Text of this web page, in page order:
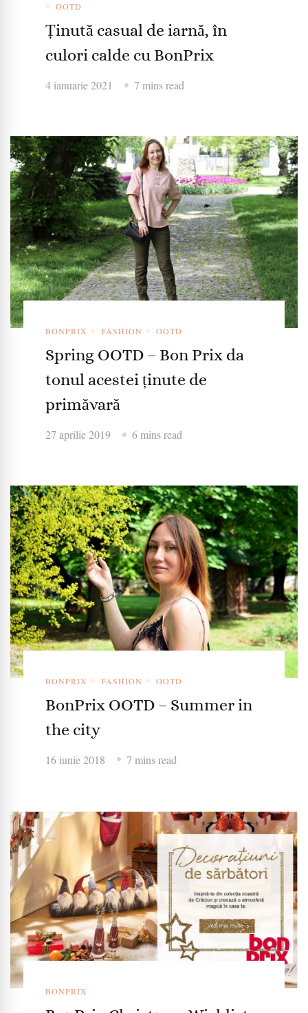
OOTD
Ținută casual de iarnă, în
culori calde cu BonPrix
4 ianuarie 2021 7 mins read
BONPRIX FASHION OOTD
Spring OOTD – Bon Prix da
tonul acestei ținute de
primăvară
27 aprilie 2019 6 mins read
BONPRIX FASHION OOTD
BonPrix OOTD – Summer in
the city
16 iunie 2018 7 mins read
BONPRIX